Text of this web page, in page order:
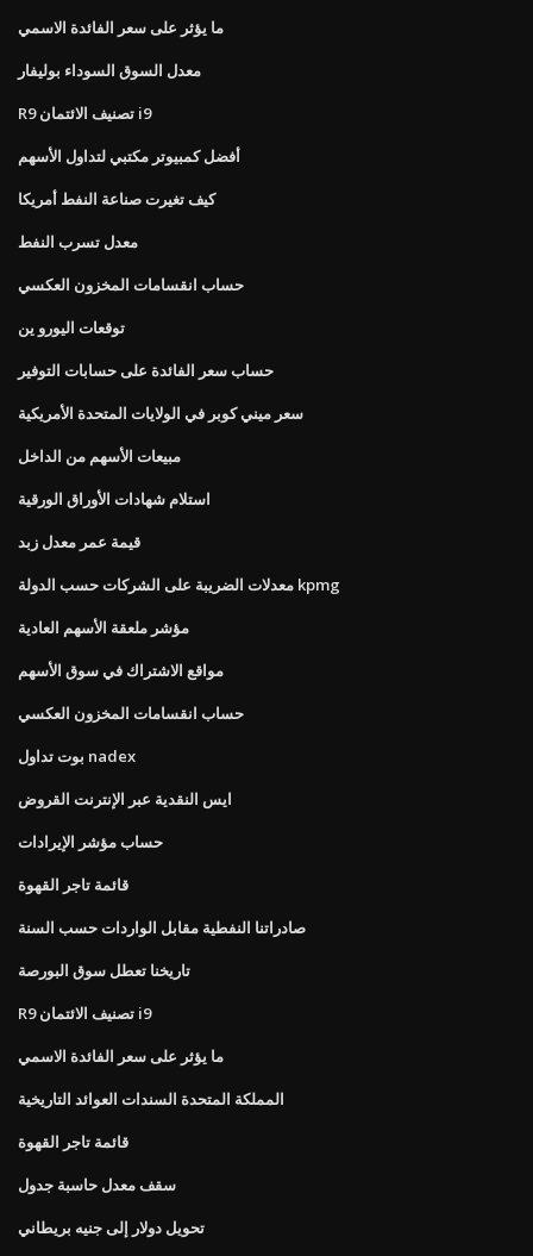
ما يؤثر على سعر الفائدة الاسمي
معدل السوق السوداء بوليفار
R9 تصنيف الائتمان i9
أفضل كمبيوتر مكتبي لتداول الأسهم
كيف تغيرت صناعة النفط أمريكا
معدل تسرب النفط
حساب انقسامات المخزون العكسي
توقعات اليورو ين
حساب سعر الفائدة على حسابات التوفير
سعر ميني كوبر في الولايات المتحدة الأمريكية
مبيعات الأسهم من الداخل
استلام شهادات الأوراق الورقية
قيمة عمر معدل زبد
معدلات الضريبة على الشركات حسب الدولة kpmg
مؤشر ملعقة الأسهم العادية
مواقع الاشتراك في سوق الأسهم
حساب انقسامات المخزون العكسي
بوت تداول nadex
ايس النقدية عبر الإنترنت القروض
حساب مؤشر الإيرادات
قائمة تاجر القهوة
صادراتنا النفطية مقابل الواردات حسب السنة
تاريخنا تعطل سوق البورصة
R9 تصنيف الائتمان i9
ما يؤثر على سعر الفائدة الاسمي
المملكة المتحدة السندات العوائد التاريخية
قائمة تاجر القهوة
سقف معدل حاسبة جدول
تحويل دولار إلى جنيه بريطاني